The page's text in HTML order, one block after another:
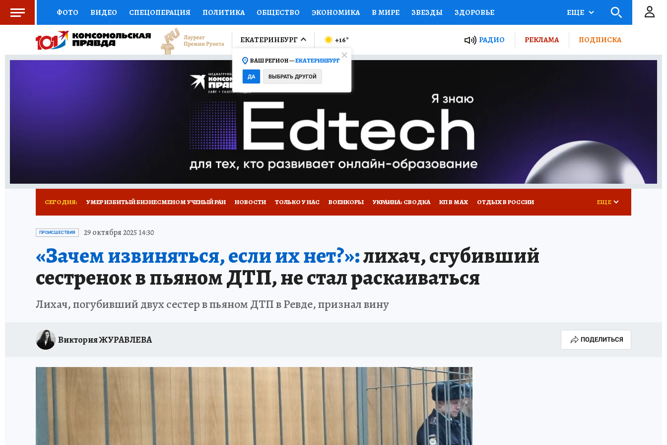
ФОТО ВИДЕО СПЕЦОПЕРАЦИЯ ПОЛИТИКА ОБЩЕСТВО ЭКОНОМИКА В МИРЕ ЗВЕЗДЫ ЗДОРОВЬЕ
СОЦПОДДЕРЖКА НАУКА СПОРТ КОЛУМНИСТЫ ПРОИСШЕСТВИЯ НАЦИОНАЛЬНЫЕ ПРОЕКТЫ РОССИИ
ВЫБОР ЭКСПЕРТОВ ДОКТОР ФИНАНСЫ ОТКРЫВАЕМ МИР Я ЗНАЮ СЕМЬЯ ЖЕНСКИЕ СЕКРЕТЫ ПУТЕВОДИТЕЛЬ
ПРОГНОЗЫ НА СПОРТ ПРОМОКОДЫ СЕРИАЛЫ
ТЕЛЕВИЗОР КОЛЛЕКЦИИ КОНКУРСЫ ГИД ПОТРЕБИТЕЛЯ
НОВОЕ НА САЙТЕ
ЕЩЕ
ЕКАТЕРИНБУРГ
ВАШ РЕГИОН —ЕКАТЕРИНБУРГ
ДА ВЫБРАТЬ ДРУГОЙ
+16° РАДИО РЕКЛАМА ПОДПИСКА
СЕГОДНЯ: УМЕР ИЗБИТЫЙ БИЗНЕСМЕНОМ УЧЕНЫЙ РАН НОВОСТИ ТОЛЬКО У НАС ВОЕНКОРЫ УКРАИНА: СВОДКА КП В МАХ ОТДЫХ В РОССИИ
ЗАПОВЕДНАЯ РОССИЯ
ЕЩЕ
ПРОИСШЕСТВИЯ 29 октября 2025 14:30
«Зачем извиняться, если их нет?»:лихач, сгубивший
сестренок в пьяном ДТП, не стал раскаиваться
Лихач, погубивший двух сестер в пьяном ДТП в Ревде, признал вину
Виктория ЖУРАВЛЕВА ПОДЕЛИТЬСЯ